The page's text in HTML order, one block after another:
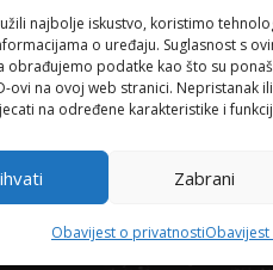
najbolje iskustvo, koristimo
o uređaju. Suglasnost s
obrađujemo podatke kao što su
ovi na ovoj web stranici. Nepristanak
na određene karakteristike i
Zabrani
Obavijest o privatnosti